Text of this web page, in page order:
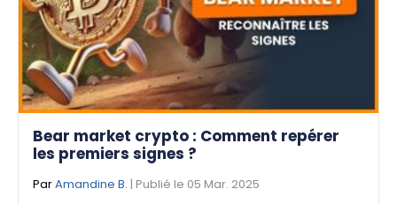
Bear market crypto : Comment repérer
les premiers signes ?
ParAmandine B. | Publié le 05 Mar. 2025